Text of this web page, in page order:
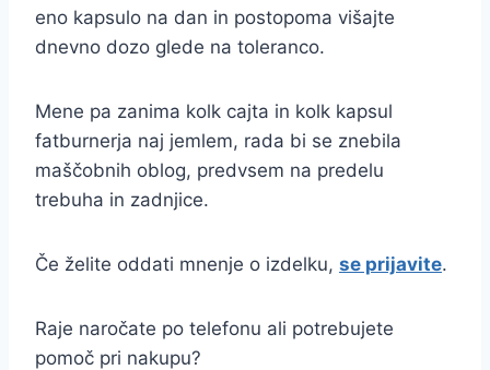
eno kapsulo na dan in postopoma višajte
dnevno dozo glede na toleranco.
Mene pa zanima kolk cajta in kolk kapsul
fatburnerja naj jemlem, rada bi se znebila
maščobnih oblog, predvsem na predelu
trebuha in zadnjice.
Če želite oddati mnenje o izdelku, se prijavite.
Raje naročate po telefonu ali potrebujete
pomoč pri nakupu?